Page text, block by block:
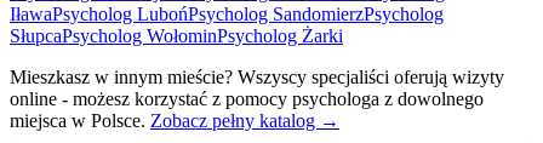
IławaPsycholog LubońPsycholog SandomierzPsycholog
SłupcaPsycholog WołominPsycholog Żarki
Mieszkasz w innym mieście? Wszyscy specjaliści oferują wizyty
online - możesz korzystać z pomocy psychologa z dowolnego
miejsca w Polsce. Zobacz pełny katalog →